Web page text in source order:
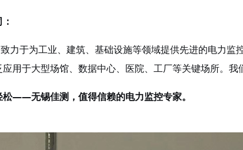
于为工业、建筑、基础设施等领域提供先进的电力监
用于大型场馆、数据中心、医院、工厂等关键场所。
松——无锡佳测，值得信赖的电力监控专家。